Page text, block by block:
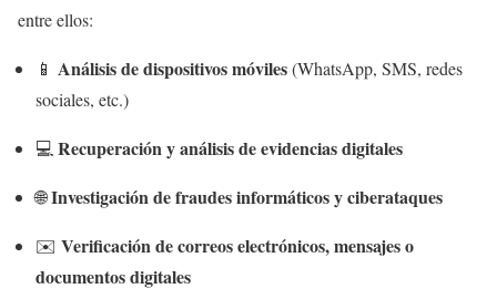
entre ellos:
📱 Análisis de dispositivos móviles(WhatsApp, SMS, redes
sociales, etc.)
💻Recuperación y análisis de evidencias digitales
🌐Investigación de fraudes informáticos y ciberataques
✉️ Verificación de correos electrónicos, mensajes o
documentos digitales